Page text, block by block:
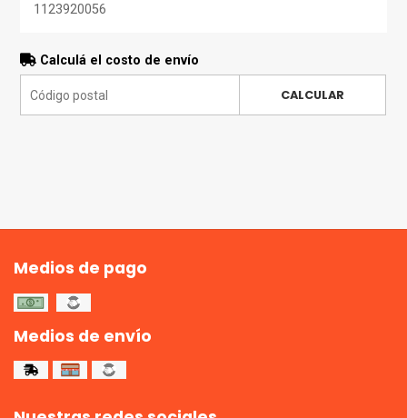
1123920056
Calculá el costo de envío
CALCULAR
Medios de pago
Medios de envío